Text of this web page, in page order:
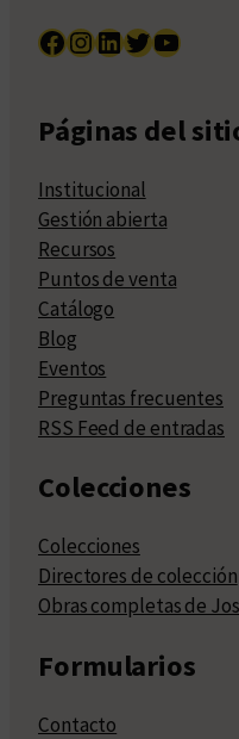
Facebook InstagramLinkedIn Twitter YouTube
Páginas del
Institucional
Gestión abierta
Recursos
Puntos de venta
Catálogo
Blog
Eventos
Preguntas frecuentes
RSS Feed de entradas
Colecciones
Colecciones
Directores de colección
Obras completas de
Formularios
Contacto